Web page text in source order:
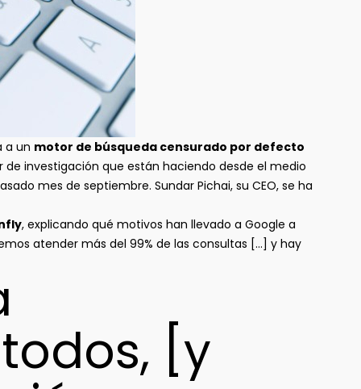
a un motor de búsqueda censurado por defecto
de investigación que están haciendo desde el medio
mes de septiembre. Sundar Pichai, su CEO, se ha
, explicando qué motivos han llevado a Google a
atender más del 99% de las consultas […] y hay
[y